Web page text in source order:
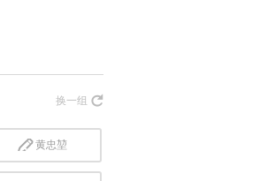
换一组
黄忠堃